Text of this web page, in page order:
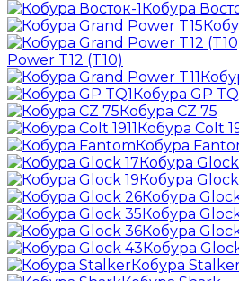
Кобура
Power T12 (T10)
Кобура GP
Кобура CZ 75
Кобура Colt
Кобура
Кобура Glock
Кобура Glock
Кобура
Кобура
Кобура
Кобура
Кобура